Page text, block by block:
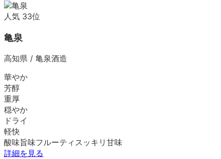
人気 33位
亀泉
高知県 / 亀泉酒造
華やか
芳醇
重厚
穏やか
ドライ
軽快
酸味旨味フルーティ スッキリ 甘味
詳細を見る